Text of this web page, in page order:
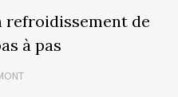
refroidissement de
à pas